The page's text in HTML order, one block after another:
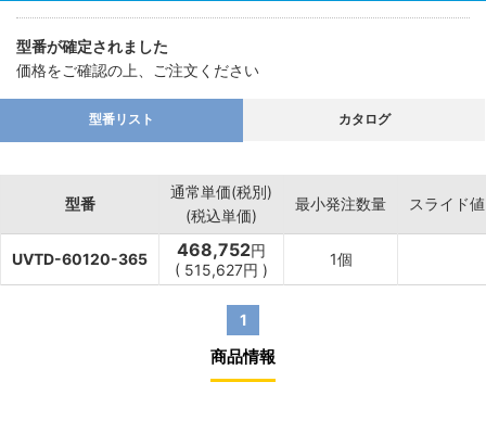
型番が確定されました
価格をご確認の上、ご注文ください
型番リスト カタログ
型番
通常単価(税別)
(税込単価)
最小発注数量 スライド
UVTD-60120-365 468,752円
( 515,627円 )
1個
1
商品情報